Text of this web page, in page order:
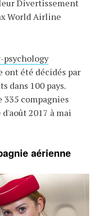
Divertissement
World Airline
psychology
ont été décidés par
dans 100 pays.
335 compagnies
2017 à mai
aérienne